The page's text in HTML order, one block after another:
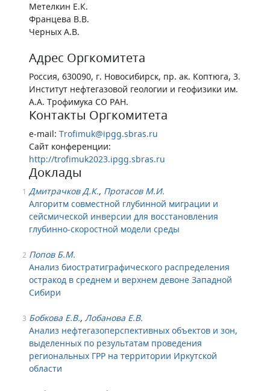
Метелкин Е.К.
Францева В.В.
Черных А.В.
Адрес Оргкомитета
Россия, 630090, г. Новосибирск, пр. ак. Коптюга, 3.
Институт нефтегазовой геологии и геофизики им.
А.А. Трофимука СО РАН.
Контакты Оргкомитета
e-mail: Trofimuk@ipgg.sbras.ru
Сайт конференции:
http://trofimuk2023.ipgg.sbras.ru
Доклады
1 Дмитрачков Д.К., Протасов М.И.
Алгоритм совместной глубинной миграции и
сейсмической инверсии для восстановления
глубинно-скоростной модели среды
2 Попов Б.М.
Анализ биостратиграфического распределения
остракод в среднем и верхнем девоне Западной
Сибири
3 Бобкова Е.В., Лобанова Е.В.
Анализ нефтегазоперспективных объектов и зон,
выделенных по результатам проведения
региональных ГРР на территории Иркутской
области